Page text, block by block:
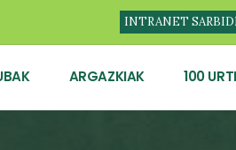
INTRANET
ARGAZKIAK 100